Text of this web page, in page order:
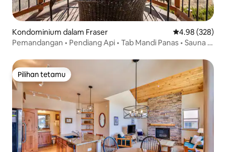
Kondominium dalam Fraser Penarafan
4.98 (328)
Pemandangan • Pendiang Api • Tab Mandi Panas • Sauna •
Pilihan tetamu
Pilihan tetamu